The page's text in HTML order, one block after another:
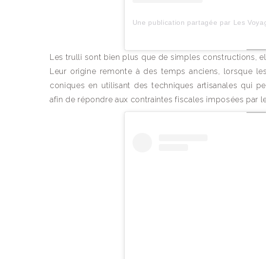
Les trulli sont bien plus que de simples constructions,
Leur origine remonte à des temps anciens, lorsque
coniques en utilisant des techniques artisanales qui
afin de répondre aux contraintes fiscales imposées par